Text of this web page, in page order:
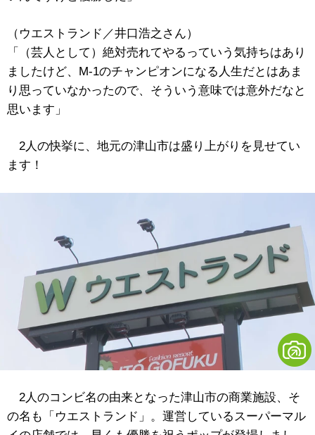
（ウエストランド／井口浩之さん）
「（芸人として）絶対売れてやるっていう気持ちはあり
ましたけど、M-1のチャンピオンになる人生だとはあま
り思っていなかったので、そういう意味では意外だなと
思います」
2人の快挙に、地元の津山市は盛り上がりを見せてい
ます！
2人のコンビ名の由来となった津山市の商業施設、そ
の名も「ウエストランド」。運営しているスーパーマル